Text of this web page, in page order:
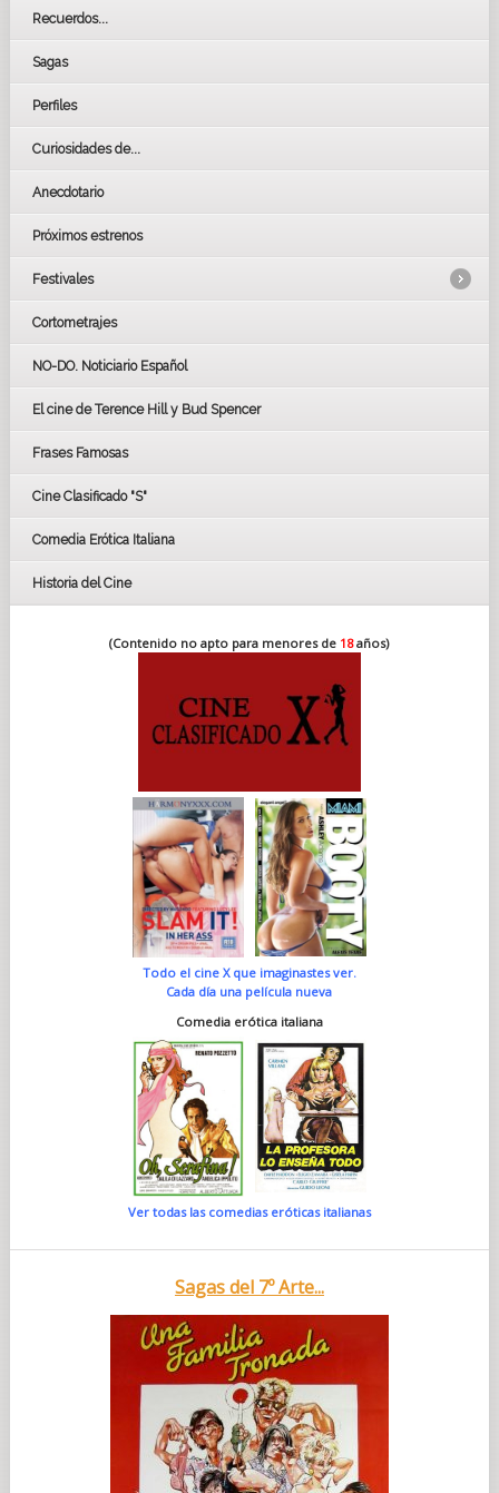
Recuerdos...
Sagas
Perfiles
Curiosidades de...
Anecdotario
Próximos estrenos
Festivales
LOS OSCARS
GOYAS
BAFTA
Cortometrajes
NO-DO. Noticiario Español
El cine de Terence Hill y Bud Spencer
Frases Famosas
Cine Clasificado "S"
Comedia Erótica Italiana
Historia del Cine
(Contenido no apto para menores de 18años)
Todo el cine X que imaginastes ver.
Cada día una película nueva
Comedia erótica italiana
Ver todas las comedias eróticas italianas
Sagas del 7º Arte...